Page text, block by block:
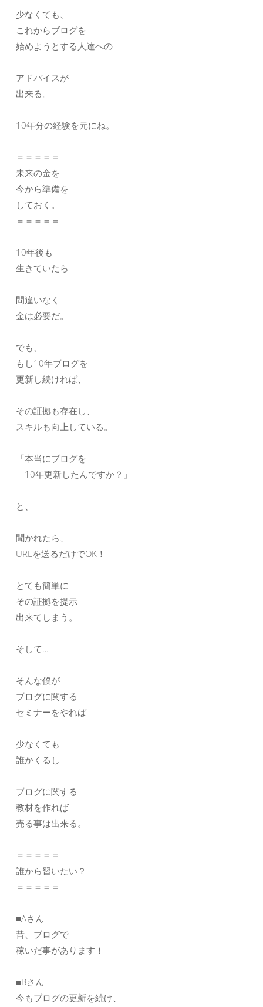
少なくても、
これからブログを
始めようとする人達への
アドバイスが
出来る。
10年分の経験を元にね。
＝＝＝＝＝
未来の金を
今から準備を
しておく。
＝＝＝＝＝
10年後も
生きていたら
間違いなく
金は必要だ。
でも、
もし10年ブログを
更新し続ければ、
その証拠も存在し、
スキルも向上している。
「本当にブログを
10年更新したんですか？」
と、
聞かれたら、
URLを送るだけでOK！
とても簡単に
その証拠を提示
出来てしまう。
そして…
そんな僕が
ブログに関する
セミナーをやれば
少なくても
誰かくるし
ブログに関する
教材を作れば
売る事は出来る。
＝＝＝＝＝
誰から習いたい？
＝＝＝＝＝
■Aさん
昔、ブログで
稼いだ事があります！
■Bさん
今もブログの更新を続け、